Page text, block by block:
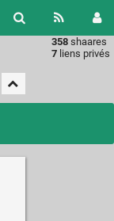
358 shaares
7 liens privés